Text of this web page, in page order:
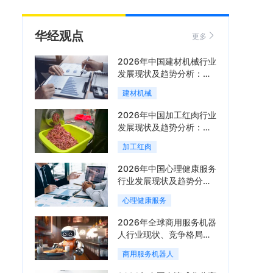
华经观点 更多
2026年中国建材机械行业
发展现状及趋势分析：企
业加速向“装备+系统+服
务”综合服务商转型「图」
建材机械
2026年中国加工红肉行业
发展现状及趋势分析：市
场集中度提升，区域增长
分化「图」
加工红肉
2026年中国心理健康服务
行业发展现状及趋势分
析，线上线下融合成为主
流服务模式「图」
心理健康服务
2026年全球商用服务机器
人行业现状、竞争格局与
趋势分析，行业集中度有
望进一步提升「图」
商用服务机器人